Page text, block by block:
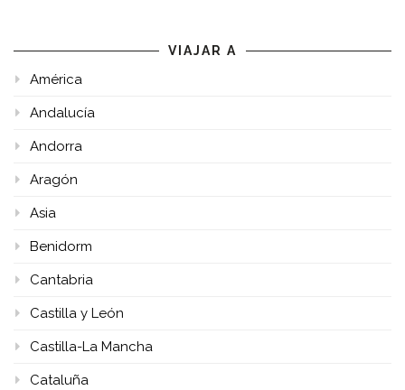
VIAJAR A
América
Andalucía
Andorra
Aragón
Asia
Benidorm
Cantabria
Castilla y León
Castilla-La Mancha
Cataluña